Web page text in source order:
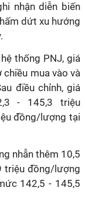
nhận diễn biến
dứt xu hướng
thống PNJ, giá
mua vào và
điều chỉnh, giá
- 145,3 triệu
đồng/lượng tại
nhẫn thêm 10,5
triệu đồng/lượng
142,5 - 145,5